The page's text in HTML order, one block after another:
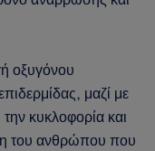
οξυγόνου
μαζί με
κυκλοφορία και
του ανθρώπου που